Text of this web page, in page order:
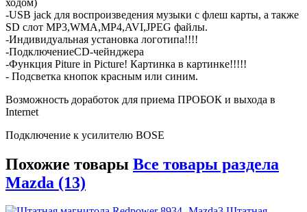
-USB jack для воспроизведения музыки с флеш карты, а также
SD слот MP3,WMA,MP4,AVI,JPEG файлы.
-Индивидуальная установка логотипа!!!!
-ПодключениеCD-чейнджера
-Функция Piture in Picture! Картинка в картинке!!!!!
- Подсветка кнопок красным или синим.
Возможность доработок для приема ПРОБОК и выхода в
Internet
Подключение к усилителю BOSE
Похожие товары Все товары раздела
Mazda (13)